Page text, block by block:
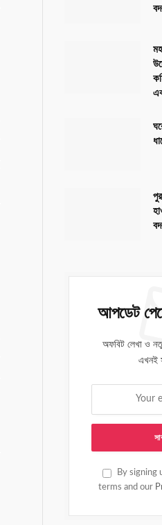
আপডেট
অফবিট লেখা ও
এখনই
By signing
terms and our